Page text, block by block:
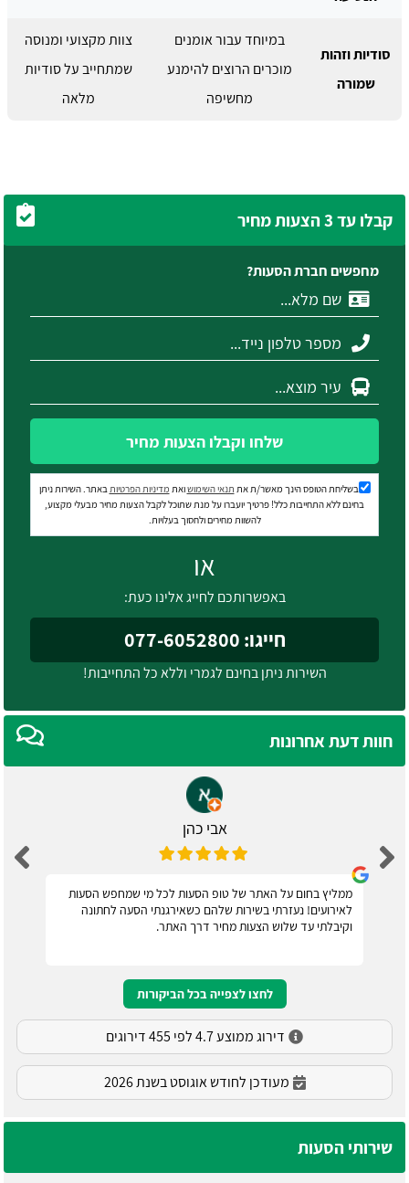
סודיות וזהות
שמורה
במיוחד עבור אומנים
מוכרים הרוצים להימנע
מחשיפה
צוות מקצועי ומנוסה
שמתחייב על סודיות
מלאה
קבלו עד 3 הצעות מחיר
מחפשים חברת הסעות?
שלחו וקבלו הצעות מחיר
בשליחת הטופס הינך מאשר/ת את תנאי השימושואת מדיניות הפרטיותבאתר. השירות ניתן
בחינם ללא התחייבות כלל! פרטיך יועברו על מנת שתוכל לקבל הצעות מחיר מבעלי מקצוע,
להשוות מחירים ולחסוך בעלויות.
או
באפשרותכם לחייג אלינו כעת:
חייגו: 077-6052800
השירות ניתן בחינם לגמרי וללא כל התחייבות!
חוות דעת אחרונות
אבי כהן
ממליץ בחום על האתר של טופ הסעות לכל מי שמחפש הסעות
לאירועים! נעזרתי בשירות שלהם כשאירגנתי הסעה לחתונה
וקיבלתי עד שלוש הצעות מחיר דרך האתר.
לחצו לצפייה בכל הביקורות
דירוג ממוצע 4.7 לפי 455 דירוגים
מעודכן לחודש אוגוסט בשנת 2026
שירותי הסעות